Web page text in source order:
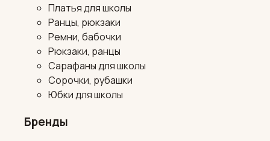
Платья для школы
Ранцы, рюкзаки
Ремни, бабочки
Рюкзаки, ранцы
Сарафаны для школы
Сорочки, рубашки
Юбки для школы
Бренды